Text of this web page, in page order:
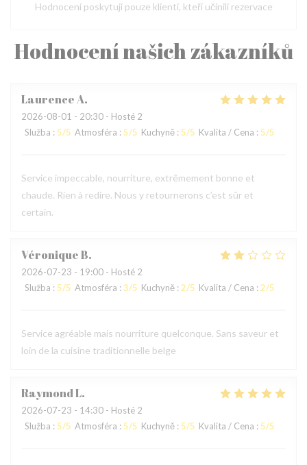
Hodnocení našich zákazníků
LaurenceA
2026-08-01 - 20:30 - Hosté 2
Služba : 5/5 Atmosféra : 5/5 Kuchyně : 5/5 Kvalita / Cena : 5/5
Service impeccable, nourriture, extrêmement bonne et
chaude. Rien à redire. Nous y retournerons c’est sûr et
certain.
VéroniqueB
2026-07-23 - 19:00 - Hosté 2
Služba : 5/5 Atmosféra : 3/5 Kuchyně : 2/5 Kvalita / Cena : 2/5
Service agréable mais nourriture quelconque. Sans saveur et
loin de la cuisine traditionnelle belge
RaymondL
2026-07-23 - 14:30 - Hosté 2
Služba : 5/5 Atmosféra : 5/5 Kuchyně : 5/5 Kvalita / Cena : 5/5
Hodnocení poskytují pouze klienti, kteří učinili rezervace